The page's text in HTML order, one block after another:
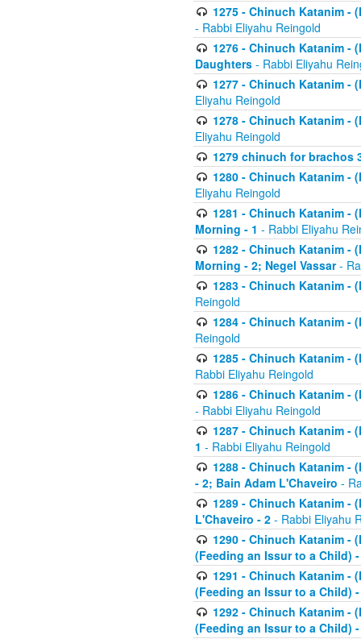
1275 - Chinuch Katanim -
- Rabbi Eliyahu Reingold
1276 - Chinuch Katanim -
Daughters - Rabbi Eliyahu
1277 - Chinuch Katanim -
Eliyahu Reingold
1278 - Chinuch Katanim -
Eliyahu Reingold
1279 chinuch for brachos
1280 - Chinuch Katanim -
Eliyahu Reingold
1281 - Chinuch Katanim -
Morning - 1 - Rabbi Eliyahu
1282 - Chinuch Katanim -
Morning - 2; Negel Vassar-
1283 - Chinuch Katanim -
Reingold
1284 - Chinuch Katanim -
Reingold
1285 - Chinuch Katanim -
Rabbi Eliyahu Reingold
1286 - Chinuch Katanim -
- Rabbi Eliyahu Reingold
1287 - Chinuch Katanim -
1 - Rabbi Eliyahu Reingold
1288 - Chinuch Katanim -
- 2; Bain Adam L'Chaveiro -
1289 - Chinuch Katanim -
L'Chaveiro - 2 - Rabbi Eliyahu
1290 - Chinuch Katanim -
(Feeding an Issur to a Child)
1291 - Chinuch Katanim -
(Feeding an Issur to a Child)
1292 - Chinuch Katanim -
(Feeding an Issur to a Child)